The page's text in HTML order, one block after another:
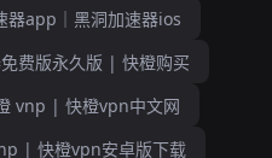
器app｜黑洞加速器ios
费版永久版 | 快橙购买
vnp | 快橙vpn中文网
| 快橙vpn安卓版下载